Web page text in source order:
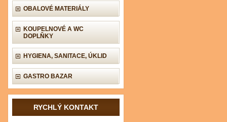
OBALOVÉ MATERIÁLY
KOUPELNOVÉ A WC
DOPLŇKY
HYGIENA, SANITACE, ÚKLID
GASTRO BAZAR
RYCHLÝ KONTAKT